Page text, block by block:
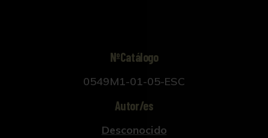
NºCatálogo
0549M1-01-05-ESC
Autor/es
Desconocido